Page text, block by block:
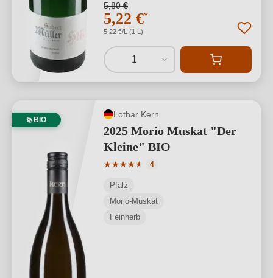
5,80 €
5,22 €*
5,22 €/L (1 L)
1
BIO
Lothar Kern
2025 Morio Muskat "Der
Kleine" BIO
★★★★★
★
Durchschnittliche Bewertung von 4.75
4
Pfalz
Morio-Muskat
Feinherb